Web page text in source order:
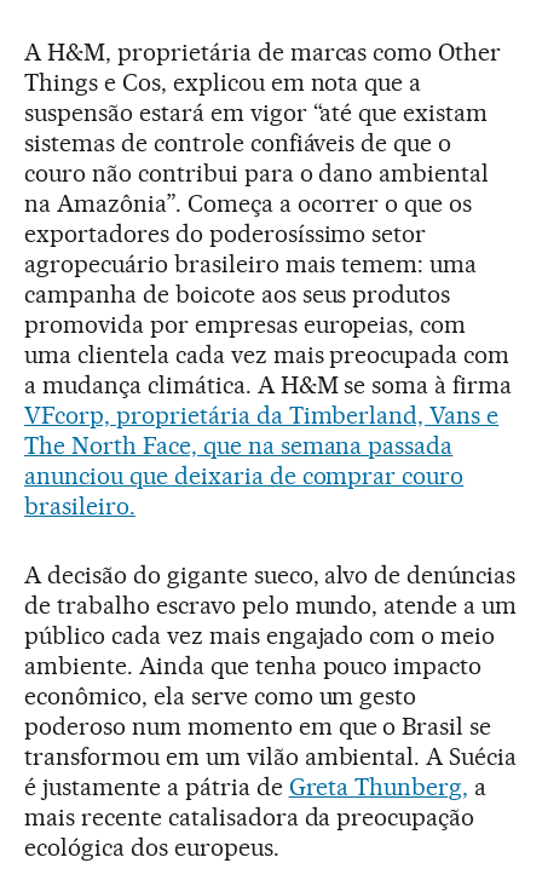
A H&M, proprietária de marcas como Other
Things e Cos, explicou em nota que a
suspensão estará em vigor “até que existam
sistemas de controle confiáveis de que o
couro não contribui para o dano ambiental
na Amazônia”. Começa a ocorrer o que os
exportadores do poderosíssimo setor
agropecuário brasileiro mais temem: uma
campanha de boicote aos seus produtos
promovida por empresas europeias, com
uma clientela cada vez mais preocupada com
a mudança climática. A H&M se soma à firma
VFcorp, proprietária da Timberland, Vans e
The North Face, que na semana passada
anunciou que deixaria de comprar couro
brasileiro.
A decisão do gigante sueco, alvo de denúncias
de trabalho escravo pelo mundo, atende a um
público cada vez mais engajado com o meio
ambiente. Ainda que tenha pouco impacto
econômico, ela serve como um gesto
poderoso num momento em que o Brasil se
transformou em um vilão ambiental. A Suécia
é justamente a pátria de Greta Thunberg, a
mais recente catalisadora da preocupação
ecológica dos europeus.